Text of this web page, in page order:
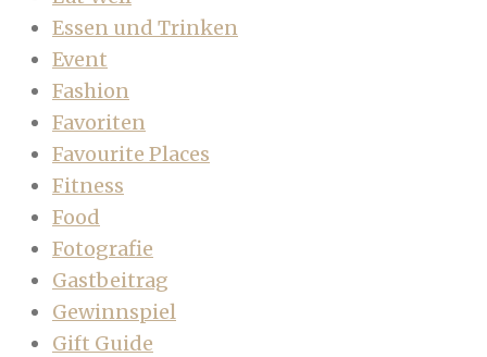
Essen und Trinken
Event
Fashion
Favoriten
Favourite Places
Fitness
Food
Fotografie
Gastbeitrag
Gewinnspiel
Gift Guide